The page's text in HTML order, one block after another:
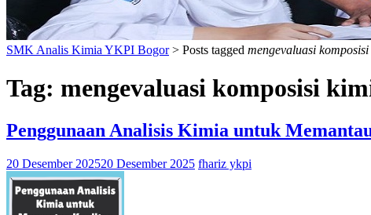
SMK Analis Kimia YKPI Bogor> Posts tagged mengevaluasi
Tag: mengevaluasi komposisi
Penggunaan Analisis Kimia untuk
20 Desember 202520 Desember 2025 fhariz ykpi